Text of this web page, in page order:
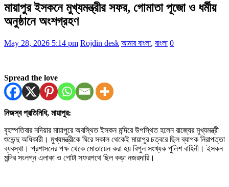
মায়াপুর ইসকনে মুখ্যমন্ত্রীর সফর, গোমাতা পূজো ও ধর্মীয়
অনুষ্ঠানে অংশগ্রহণ
May 28, 2026 5:14 pm Rojdin desk আমার বাংলা, বাংলা 0
Spread the love
নিজস্ব প্রতিনিধি, মায়াপুর:
বৃহস্পতিবার নদিয়ার মায়াপুরে অবস্থিত ইসকন মন্দিরে উপস্থিত হলেন রাজ্যের মুখ্যমন্ত্রী
শুভেন্দু অধিকারী। মুখ্যমন্ত্রীকে ঘিরে সকাল থেকেই মায়াপুর চত্বরে ছিল ব্যাপক নিরাপত্তা
ব্যবস্থা। প্রশাসনের পক্ষ থেকে মোতায়েন করা হয় বিপুল সংখ্যক পুলিশ বাহিনী। ইসকন
মন্দির সংলগ্ন এলাকা ও গোটা সফরপথে ছিল কড়া নজরদারি।